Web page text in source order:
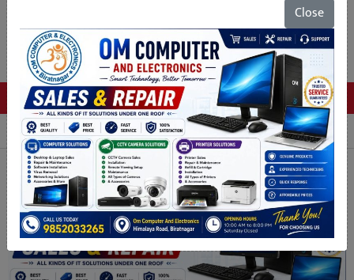
Tags
Close